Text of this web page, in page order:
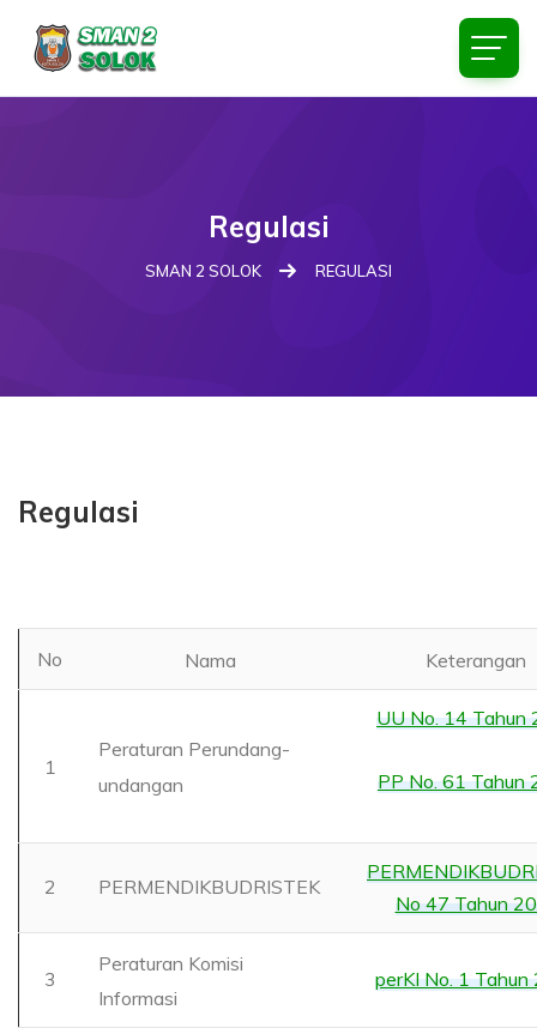
Regulasi
SMAN 2 SOLOK REGULASI
Regulasi
No Nama Keterangan
1
Peraturan Perundang-
undangan
UU No. 14 Tahun
PP No. 61 Tahun
2 PERMENDIKBUDRISTEK
No 47 Tahun
3
Peraturan Komisi
Informasi
perKI No. 1